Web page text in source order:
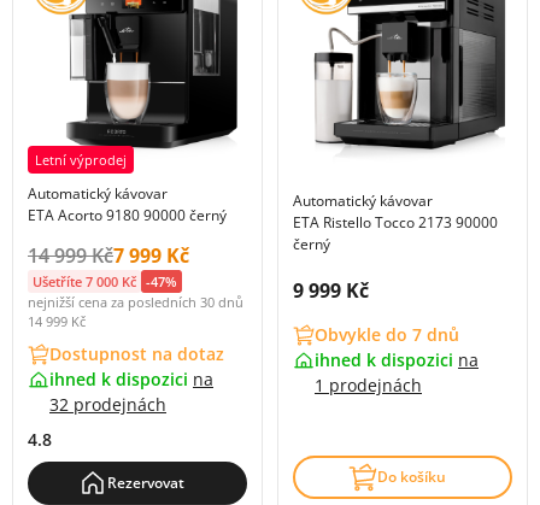
Letní výprodej
Automatický kávovar
ETA Acorto 9180 90000 černý
Původní cena s DPH:
14 999 KčCena s DPH:
7 999 Kč
Ušetříte 7 000 Kč -47%
nejnižší cena za posledních 30 dnů
14 999 Kč
Dostupnost na dotaz
ihned k dispozici na
32 prodejnách
4.8
Rezervovat
Automatický kávovar
ETA Ristello Tocco 2173 90000
černý
Cena s DPH:
9 999 Kč
Obvykle do 7 dnů
ihned k dispozici na
1 prodejnách
Do košíku